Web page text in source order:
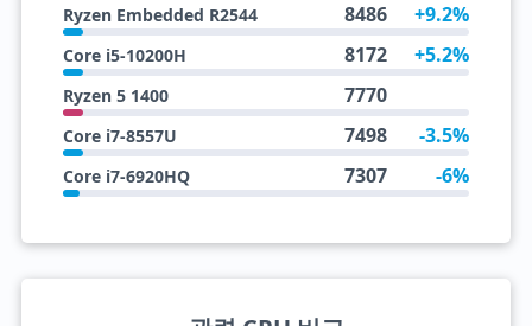
Ryzen Embedded R2544 8486 +9.2%
Core i5-10200H 8172 +5.2%
Ryzen 5 1400 7770
Core i7-8557U 7498 -3.5%
Core i7-6920HQ 7307 -6%